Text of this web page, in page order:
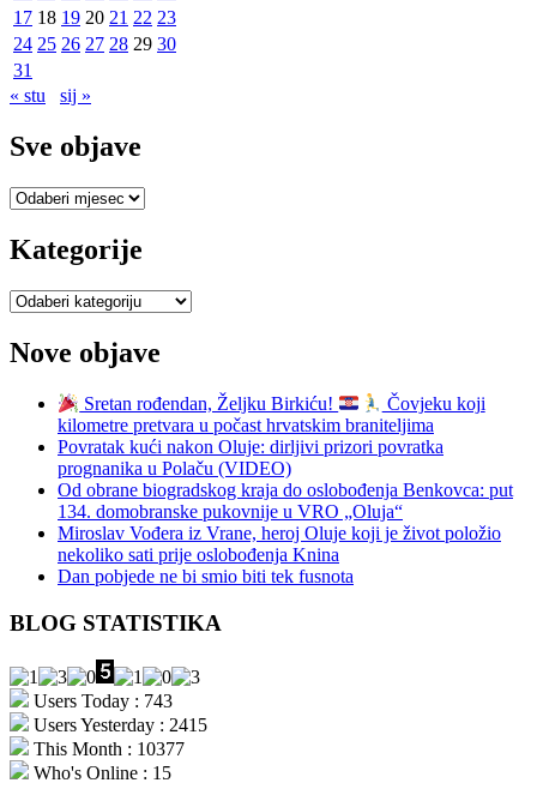
17 18 19 20 21 22 23
24 25 26 27 28 29 30
31
« stu
sij »
Sve objave
Sve
Kategorije
Kategorije
Nove objave
Sretan rođendan, Željku Birkiću!
Čovjeku koji
kilometre pretvara u počast hrvatskim braniteljima
Povratak kući nakon Oluje: dirljivi prizori povratka
prognanika u Polaču (VIDEO)
Od obrane biogradskog kraja do oslobođenja Benkovca: put
134. domobranske pukovnije u VRO „Oluja“
Miroslav Vođera iz Vrane, heroj Oluje koji je život položio
nekoliko sati prije oslobođenja Knina
Dan pobjede ne bi smio biti tek fusnota
BLOG STATISTIKA
Users Today : 743
Users Yesterday : 2415
This Month : 10377
Who's Online : 15